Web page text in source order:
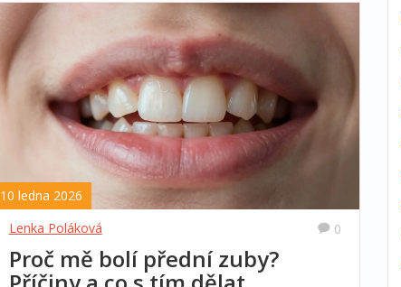
10 ledna 2026
Lenka Poláková
0
Proč mě bolí přední zuby?